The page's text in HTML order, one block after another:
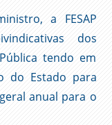
a FESAP
dos
tendo em
do Estado para
anual para o